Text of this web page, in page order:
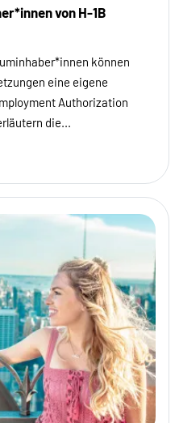
von H-1B
können
eine eigene
Authorization
die...